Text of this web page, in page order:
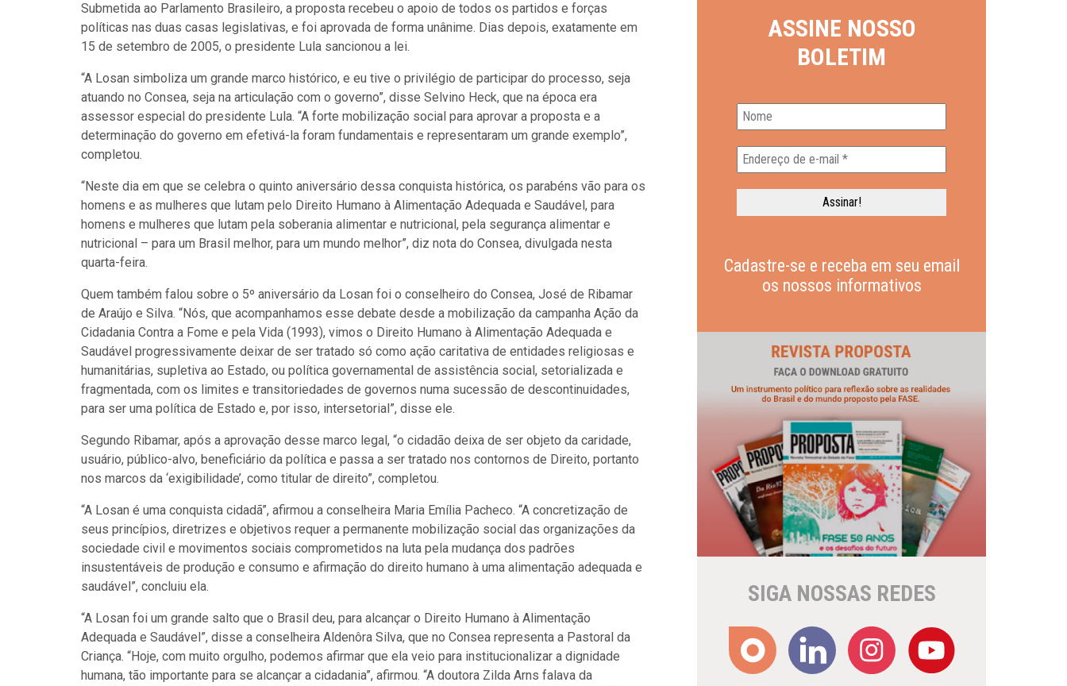
Submetida ao Parlamento Brasileiro, a proposta recebeu o apoio de todos os partidos e forças
políticas nas duas casas legislativas, e foi aprovada de forma unânime. Dias depois, exatamente em
15 de setembro de 2005, o presidente Lula sancionou a lei.
“A Losan simboliza um grande marco histórico, e eu tive o privilégio de participar do processo, seja
atuando no Consea, seja na articulação com o governo”, disse Selvino Heck, que na época era
assessor especial do presidente Lula. “A forte mobilização social para aprovar a proposta e a
determinação do governo em efetivá-la foram fundamentais e representaram um grande exemplo”,
completou.
“Neste dia em que se celebra o quinto aniversário dessa conquista histórica, os parabéns vão para os
homens e as mulheres que lutam pelo Direito Humano à Alimentação Adequada e Saudável, para
homens e mulheres que lutam pela soberania alimentar e nutricional, pela segurança alimentar e
nutricional – para um Brasil melhor, para um mundo melhor”, diz nota do Consea, divulgada nesta
quarta-feira.
Quem também falou sobre o 5º aniversário da Losan foi o conselheiro do Consea, José de Ribamar
de Araújo e Silva. “Nós, que acompanhamos esse debate desde a mobilização da campanha Ação da
Cidadania Contra a Fome e pela Vida (1993), vimos o Direito Humano à Alimentação Adequada e
Saudável progressivamente deixar de ser tratado só como ação caritativa de entidades religiosas e
humanitárias, supletiva ao Estado, ou política governamental de assistência social, setorializada e
fragmentada, com os limites e transitoriedades de governos numa sucessão de descontinuidades,
para ser uma política de Estado e, por isso, intersetorial”, disse ele.
Segundo Ribamar, após a aprovação desse marco legal, “o cidadão deixa de ser objeto da caridade,
usuário, público-alvo, beneficiário da política e passa a ser tratado nos contornos de Direito, portanto
nos marcos da ‘exigibilidade’, como titular de direito”, completou.
“A Losan é uma conquista cidadã”, afirmou a conselheira Maria Emília Pacheco. “A concretização de
seus princípios, diretrizes e objetivos requer a permanente mobilização social das organizações da
sociedade civil e movimentos sociais comprometidos na luta pela mudança dos padrões
insustentáveis de produção e consumo e afirmação do direito humano à uma alimentação adequada e
saudável”, concluiu ela.
“A Losan foi um grande salto que o Brasil deu, para alcançar o Direito Humano à Alimentação
Adequada e Saudável”, disse a conselheira Aldenôra Silva, que no Consea representa a Pastoral da
Criança. “Hoje, com muito orgulho, podemos afirmar que ela veio para institucionalizar a dignidade
humana, tão importante para se alcançar a cidadania”, afirmou. “A doutora Zilda Arns falava da
ASSINE NOSSO
BOLETIM
Cadastre-se e receba em seu email
os nossos informativos
SIGA NOSSAS REDES